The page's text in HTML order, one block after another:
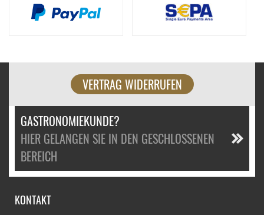
VERTRAG WIDERRUFEN
GASTRONOMIEKUNDE?
HIER GELANGEN SIE IN DEN GESCHLOSSENEN
BEREICH
KONTAKT